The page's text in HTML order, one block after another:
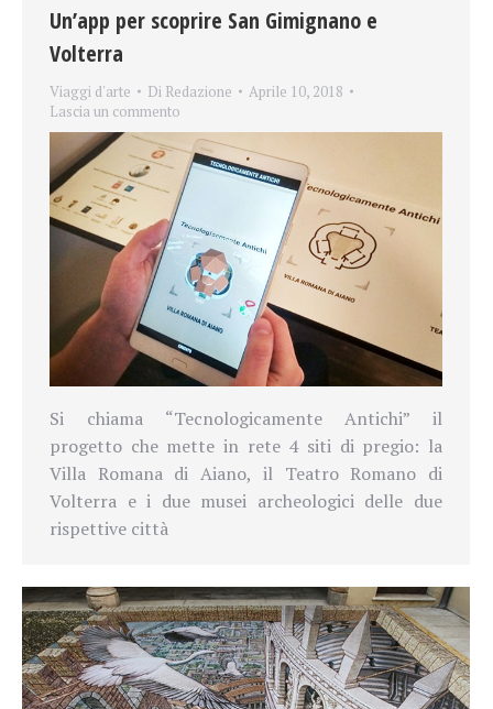
Un’app per scoprire San Gimignano e
Volterra
Viaggi d'arte Di Redazione
Aprile 10, 2018
Lascia un commento
Si chiama “Tecnologicamente Antichi” il
progetto che mette in rete 4 siti di pregio: la
Villa Romana di Aiano, il Teatro Romano di
Volterra e i due musei archeologici delle due
rispettive città